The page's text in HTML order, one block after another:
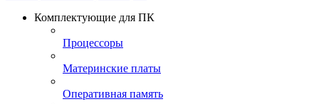
Комплектующие для ПК
Процессоры
Материнские платы
Оперативная память